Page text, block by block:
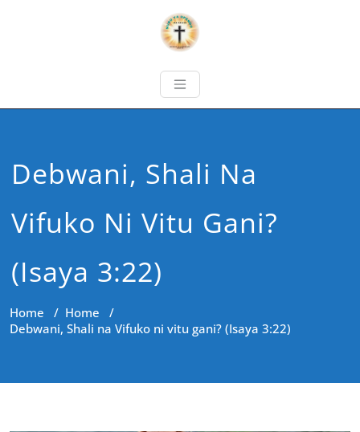
Debwani, Shali Na
Vifuko Ni Vitu Gani?
(Isaya 3:22)
Home / Home /
Debwani, Shali na Vifuko ni vitu gani? (Isaya 3:22)